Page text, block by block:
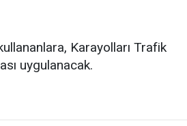
Karayolları Trafik
uygulanacak.